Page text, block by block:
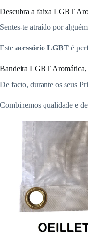
Descubra a faixa LGBT
Sentes-te atraído por
Este acessório LGBT é
Bandeira LGBT Aromática,
De facto, durante os seus
Combinemos qualidade e